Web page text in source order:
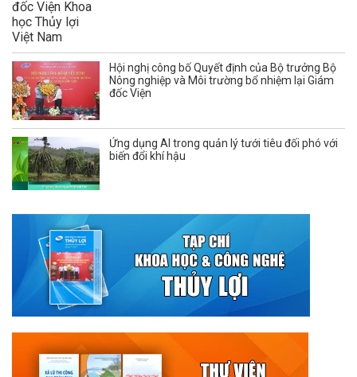
Hội nghị công bố Quyết định của Bộ trưởng Bộ
Nông nghiệp và Môi trường bổ nhiệm lại Giám
đốc Viện
Ứng dụng AI trong quản lý tưới tiêu đối phó với
biến đổi khí hậu